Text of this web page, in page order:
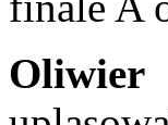
Oliwier